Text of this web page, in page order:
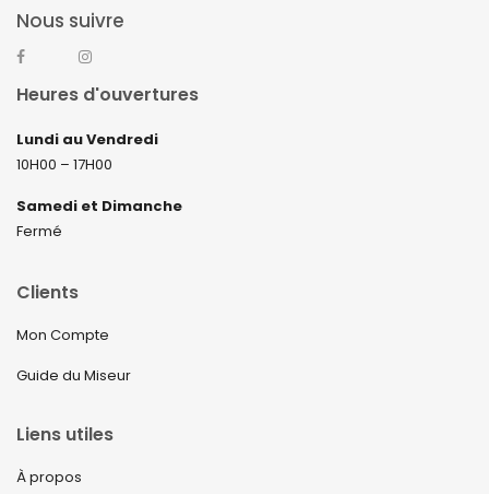
Nous suivre
Heures d'ouvertures
Lundi au Vendredi
10H00 – 17H00
Samedi et Dimanche
Fermé
Clients
Mon Compte
Guide du Miseur
Liens utiles
À propos